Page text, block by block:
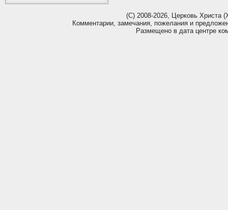
(С) 2008-2026, Церковь Христа
Комментарии, замечания, пожелания и
Размещено в дата центре